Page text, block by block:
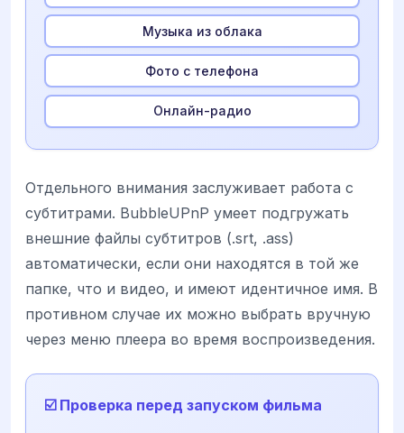
Музыка из облака
Фото с телефона
Онлайн-радио
Отдельного внимания заслуживает работа с
субтитрами. BubbleUPnP умеет подгружать
внешние файлы субтитров (.srt, .ass)
автоматически, если они находятся в той же
папке, что и видео, и имеют идентичное имя. В
противном случае их можно выбрать вручную
через меню плеера во время воспроизведения.
☑️ Проверка перед запуском фильма